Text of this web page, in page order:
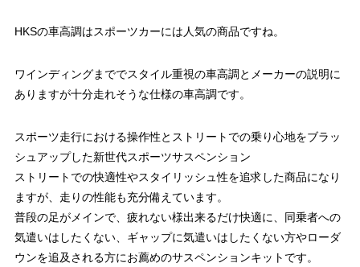
HKSの車高調はスポーツカーには人気の商品ですね。
ワインディングまででスタイル重視の車高調とメーカーの説明に
ありますが十分走れそうな仕様の車高調です。
スポーツ走行における操作性とストリートでの乗り心地をブラッ
シュアップした新世代スポーツサスペンション
ストリートでの快適性やスタイリッシュ性を追求した商品になり
ますが、走りの性能も充分備えています。
普段の足がメインで、疲れない様出来るだけ快適に、同乗者への
気遣いはしたくない、ギャップに気遣いはしたくない方やローダ
ウンを追及される方にお薦めのサスペンションキットです。